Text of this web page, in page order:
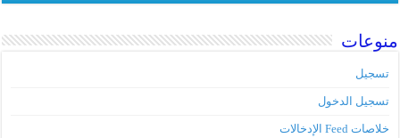
منوعات
تسجيل
تسجيل الدخول
خلاصات Feed الإدخالات